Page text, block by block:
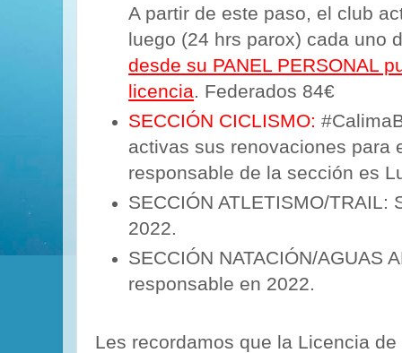
A partir de este paso, el club
luego (24 hrs parox) cada uno
desde su PANEL PERSONAL
licencia. Federados 84€
SECCIÓN CICLISMO:
activas sus renovaciones para
responsable de la sección es
SECCIÓN ATLETISMO/TRAIL:
2022.
SECCIÓN NATACIÓN/AGUAS
responsable en 2022.
Les recordamos que la Licencia